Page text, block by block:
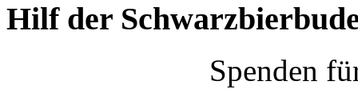
Hilf der
Spenden